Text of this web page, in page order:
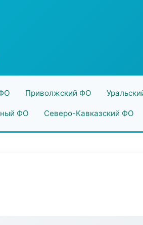
Приволжский ФО
ФО Северо-Кавказский ФО